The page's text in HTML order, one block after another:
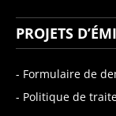
PROJETS
- Formulaire de
- Politique de